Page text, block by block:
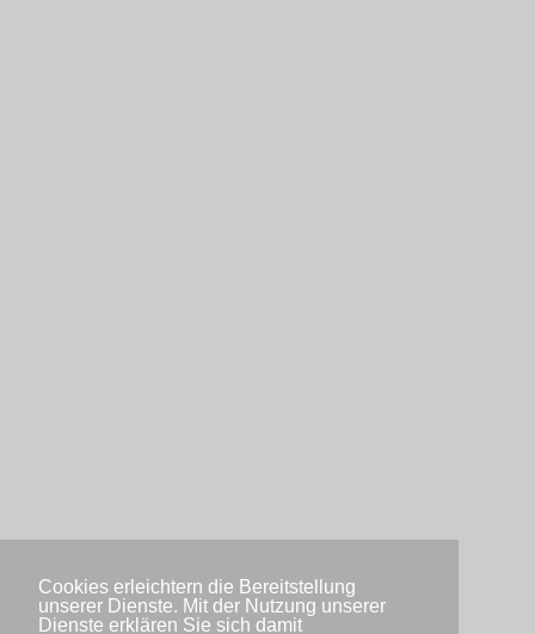
Cookies erleichtern die Bereitstellung
unserer Dienste. Mit der Nutzung unserer
Dienste erklären Sie sich damit